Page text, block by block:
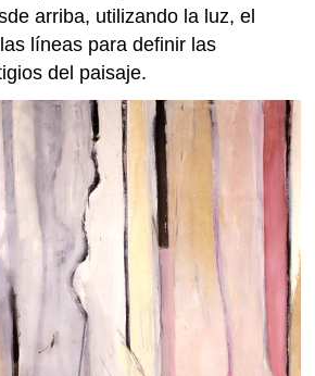
arriba, utilizando la luz, el
líneas para definir las
del paisaje.